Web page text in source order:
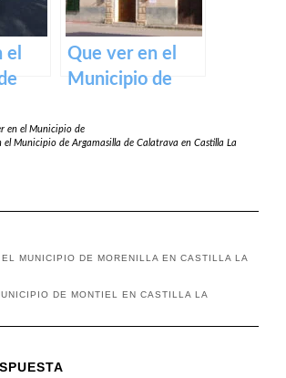
Que ver en el
Municipio de
Calatrava en
en el Municipio de
el Municipio de Argamasilla de Calatrava en Castilla La
MUNICIPIO DE MORENILLA EN CASTILLA LA
DE MONTIEL EN CASTILLA LA